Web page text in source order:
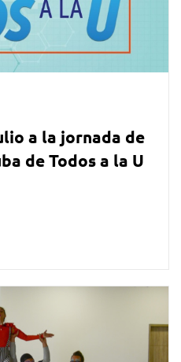
a la jornada de
de Todos a la U